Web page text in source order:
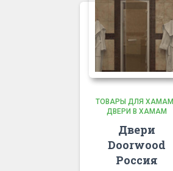
ТОВАРЫ ДЛЯ ХАМАМ
ДВЕРИ В ХАМАМ
Двери
Doorwood
Россия